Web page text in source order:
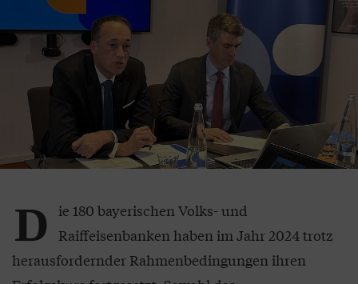
D ie 180 bayerischen Volks- und
Raiffeisenbanken haben im Jahr 2024 trotz
herausfordernder Rahmenbedingungen ihren